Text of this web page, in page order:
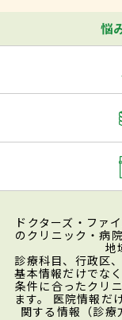
悩
ドクターズ・ファ
のクリニック・病
地
診療科目、行政区
基本情報だけでな
条件に合ったクリ
ます。 医院情報だ
関する情報（診療